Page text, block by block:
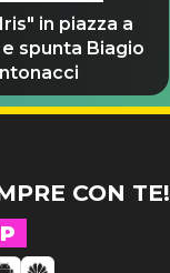
in piazza a
spunta Biagio
CON TE!